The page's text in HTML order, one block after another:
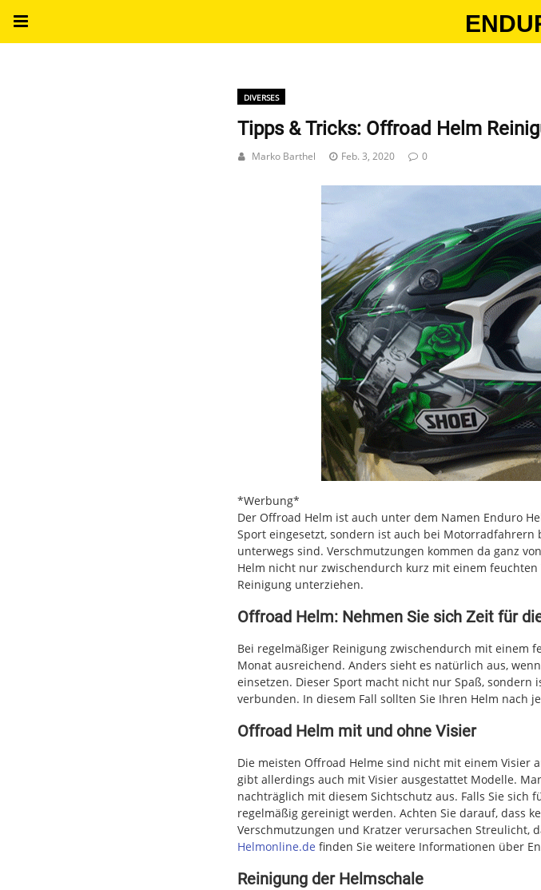
DIVERSES
Tipps & Tricks: Offroad Helm
Marko Barthel Feb. 3, 2020 0
*Werbung*
Der Offroad Helm ist auch unter dem Namen Enduro
Sport eingesetzt, sondern ist auch bei
unterwegs sind. Verschmutzungen kommen da ganz
Helm nicht nur zwischendurch kurz mit einem
Reinigung unterziehen.
Offroad Helm: Nehmen Sie sich Zeit für
Bei regelmäßiger Reinigung zwischendurch mit einem
Monat ausreichend. Anders sieht es natürlich aus,
einsetzen. Dieser Sport macht nicht nur Spaß, sondern
verbunden. In diesem Fall sollten Sie Ihren Helm nach
Offroad Helm mit und ohne Visier
Die meisten Offroad Helme sind nicht mit einem Visier
gibt allerdings auch mit Visier ausgestattet Modelle.
nachträglich mit diesem Sichtschutz aus. Falls Sie sich
regelmäßig gereinigt werden. Achten Sie darauf, dass
Verschmutzungen und Kratzer verursachen Streulicht,
Helmonline.de finden Sie weitere Informationen über
Reinigung der Helmschale